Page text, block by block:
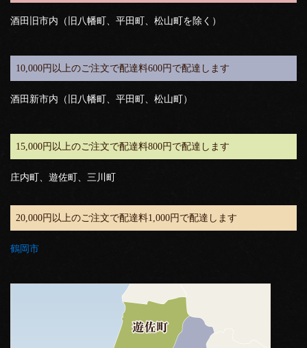
酒田旧市内（旧八幡町、平田町、松山町を除く）
10,000円以上のご注文で配達料600円で配達します
酒田新市内（旧八幡町、平田町、松山町）
15,000円以上のご注文で配達料800円で配達します
庄内町、遊佐町、三川町
20,000円以上のご注文で配達料1,000円で配達します
鶴岡市